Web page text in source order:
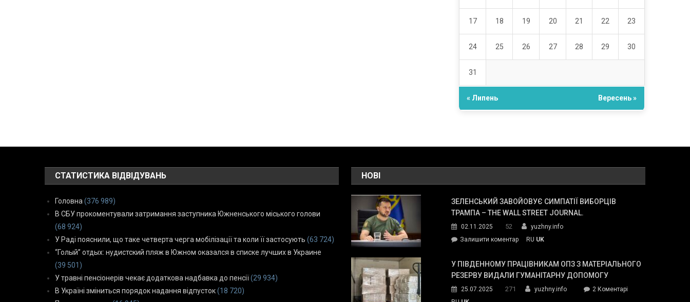
17 18 19 20 21 22 23
24 25 26 27 28 29 30
31
« Липень Вересень »
СТАТИСТИКА ВІДВІДУВАНЬ
Головна (376 989)
В СБУ прокоментували затримання заступника Южненського міського голови
(68 924)
У Раді пояснили, що таке четверта черга мобілізації та коли її застосують (63 724)
“Голый” отдых: нудистский пляж в Южном оказался в списке лучших в Украине
(39 501)
У травні пенсіонерів чекає додаткова надбавка до пенсії (29 934)
В Україні зміниться порядок надання відпусток (18 720)
НОВІ
ЗЕЛЕНСЬКИЙ ЗАВОЙОВУЄ СИМПАТІЇ ВИБОРЦІВ
ТРАМПА – THE WALL STREET JOURNAL.
02.11.2025 52
yuzhny.info
Залишити коментарon
завойовує
симпатії
Трампа
RU UK
У ПІВДЕННОМУ ПРАЦІВНИКАМ ОПЗ З МАТЕРІАЛЬНОГО
РЕЗЕРВУ ВИДАЛИ ГУМАНІТАРНУ ДОПОМОГУ
25.07.2025 271 yuzhny.info 2 Коментарідо